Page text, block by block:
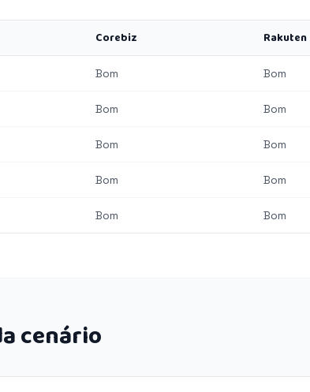
Corebiz Rakuten
Bom Bom
Bom Bom
Bom Bom
Bom Bom
Bom Bom
cenário